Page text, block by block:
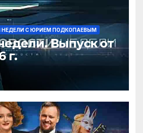
НЕДЕЛИ С ЮРИЕМ ПОДКОПАЕВЫМ
Выпуск от
г.